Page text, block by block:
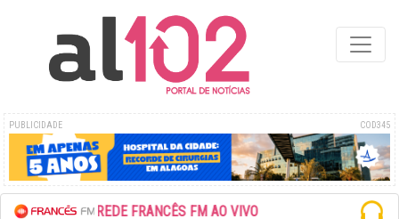
PUBLICIDADE COD345
ESCUTE A REDE FRANCÊS FM AO VIVO